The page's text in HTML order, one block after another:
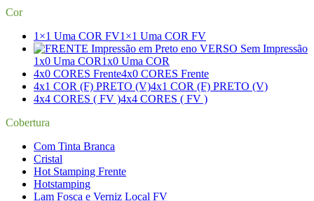
Cor
1×1 Uma COR FV1×1 Uma COR FV
1x0 Uma COR1x0 Uma COR
4x0 CORES Frente4x0 CORES Frente
4x1 COR (F) PRETO (V)4x1 COR (F) PRETO (V)
4x4 CORES ( FV )4x4 CORES ( FV )
Cobertura
Com Tinta Branca
Cristal
Hot Stamping Frente
Hotstamping
Lam Fosca e Verniz Local FV